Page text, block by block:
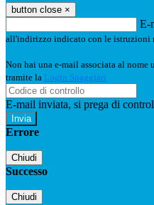
button close ×
E-
all'indirizzo indicato con le istruzioni
Non hai una e-mail associata al nome
tramite la Login Spaggiari
E-mail inviata, si prega di
Errore
Chiudi
Successo
Chiudi